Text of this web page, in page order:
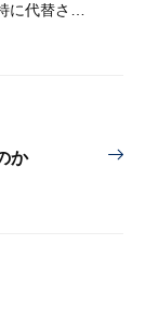
直近で4％、AI活用が広がれば11％の雇用者が特に代替されやすい
か